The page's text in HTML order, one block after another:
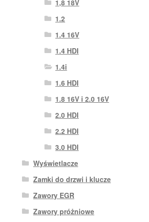
1,8 18V
1.2
1.4 16V
1.4 HDI
1.4i
1.6 HDI
1.8 16V i 2.0 16V
2.0 HDI
2.2 HDI
3.0 HDI
Wyświetlacze
Zamki do drzwi i klucze
Zawory EGR
Zawory próżniowe